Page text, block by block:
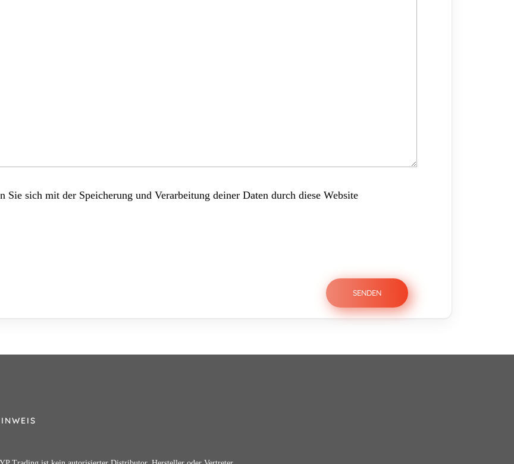
sich mit der Speicherung und Verarbeitung deiner Daten durch diese Website